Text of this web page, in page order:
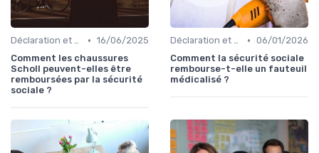
Déclaration et Remboursement • 16/06/2025
Comment les chaussures
Scholl peuvent-elles être
remboursées par la sécurité
sociale ?
Déclaration et Remboursement • 06/01/2026
Comment la sécurité sociale
rembourse-t-elle un fauteuil
médicalisé ?